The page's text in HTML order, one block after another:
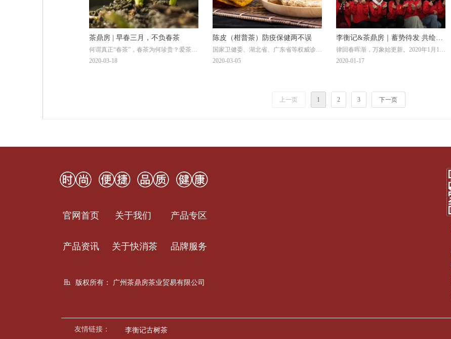
茶鼎房 | 早春三月，不负春茶
何谓真正“春茶”，春茶为何珍贵？爱茶的
你是否真的懂？
2020-03-18
陈皮（柑普茶）防疫保健两不误
国家卫健委、湖北省、广东省等权威诊疗
与预防方案中，不约而同将“陈皮”纳入药
2020-03-05
李衡记&茶鼎房｜蓄势待发 共绘精
彩 赢战2020
律回春晖渐，万象始更新。2020年1月16
日，以《蓄势待发 共绘精彩》为主题的
2020-01-17
上一页 1 2 3 下一页
产品专区
官网首页 关于我们
产品资讯 关于快消茶 品牌服务
版权所有： 广州茶鼎房茶业贸易有限公司
李衡记古树茶
友情链接：